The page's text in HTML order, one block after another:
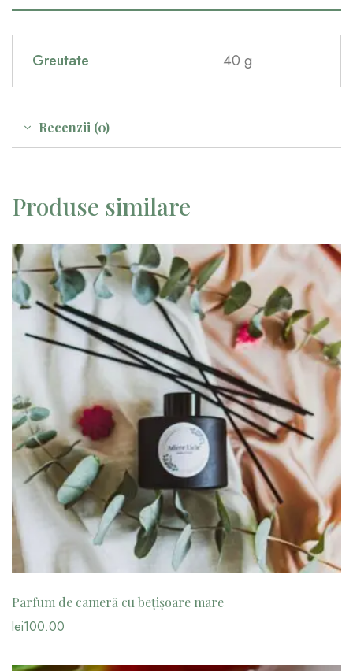
Greutate 40 g
Recenzii (0)
Produse similare
Parfum de cameră cu bețișoare mare
lei100.00